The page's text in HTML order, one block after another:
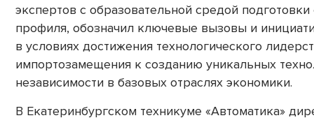
экспертов с образовательной средой
профиля, обозначил ключевые вызовы и
в условиях достижения технологического
импортозамещения к созданию уникальных
независимости в базовых отраслях экономики.
В Екатеринбургском техникуме «Автоматика»